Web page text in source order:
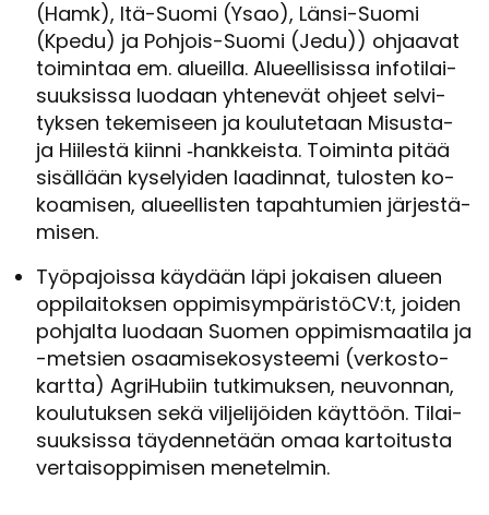
(Hamk), Itä-​Suomi (Ysao), Länsi-​Suomi
(Kpedu) ja Pohjois-​Suomi (Jedu)) oh­jaa­vat
toi­min­taa em. alueil­la. Alu­eel­li­sis­sa in­fo­ti­lai­
suuk­sis­sa luo­daan yh­te­ne­vät oh­jeet sel­vi­
tyk­sen te­ke­mi­seen ja kou­lu­te­taan Misusta-​
ja Hii­les­tä kiin­ni ‑hank­keis­ta. Toi­min­ta pitää
si­säl­lään ky­se­lyi­den laa­din­nat, tu­los­ten ko­
koa­mi­sen, alu­eel­lis­ten ta­pah­tu­mien jär­jes­tä­
mi­sen.
Työ­pa­jois­sa käy­dään läpi jo­kai­sen alu­een
op­pi­lai­tok­sen op­pi­mi­sym­pä­ris­töCV:t, joi­den
poh­jal­ta luo­daan Suo­men op­pi­mis­maa­ti­la ja
-​metsien osaa­mi­se­ko­sys­tee­mi (ver­kos­to­
kart­ta) Agri­Hu­biin tut­ki­muk­sen, neu­von­nan,
kou­lu­tuk­sen sekä vil­je­li­jöi­den käyt­töön. Ti­lai­
suuk­sis­sa täy­den­ne­tään omaa kar­toi­tus­ta
ver­tai­sop­pi­mi­sen me­ne­tel­min.